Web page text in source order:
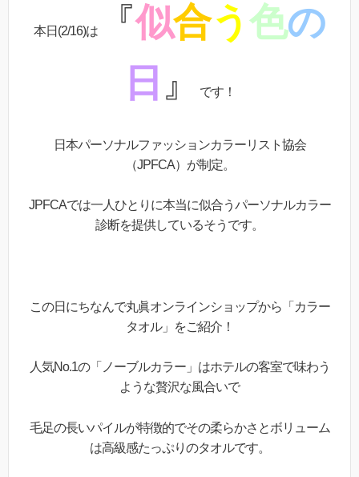
本日(2/16)は 『似合う色の
日 』 です！
日本パーソナルファッションカラーリスト協会
（JPFCA）が制定。
JPFCAでは一人ひとりに本当に似合うパーソナルカラー
診断を提供しているそうです。
この日にちなんで丸眞オンラインショップから「カラー
タオル」をご紹介！
人気No.1の「ノーブルカラー」はホテルの客室で味わう
ような贅沢な風合いで
毛足の長いパイルが特徴的でその柔らかさとボリューム
は高級感たっぷりのタオルです。